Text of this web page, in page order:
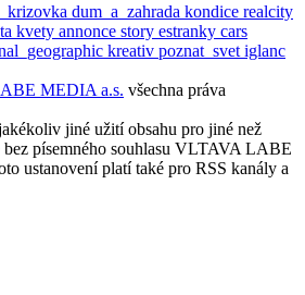
dum_a_zahrada kondice realcity
kvety annonce story estranky cars
kreativ poznat_svet iglanc
MEDIA a.s. všechna práva
jiné užití obsahu pro jiné než
písemného souhlasu VLTAVA LABE
ustanovení platí také pro RSS kanály a